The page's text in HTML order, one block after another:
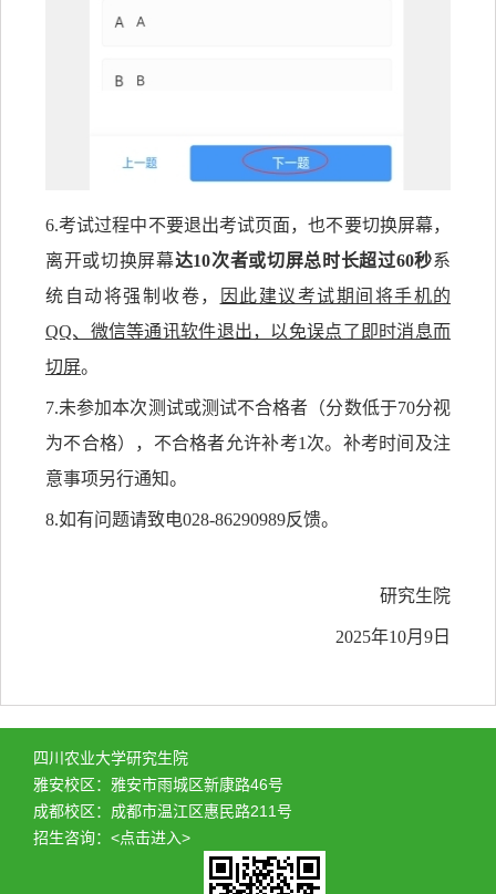
6.考试过程中不要退出考试页面，也不要切换屏幕，
离开或切换屏幕达10次者或切屏总时长超过60秒系
统自动将强制收卷，
因此建议考试期间将手机的
QQ、微信等通讯软件退出，以免误点了即时消息而
切屏。
7.未参加本次测试或测试不合格者（分数低于70分视
为不合格），不合格者允许补考1次。补考时间及注
意事项另行通知。
8.如有问题请致电028-86290989反馈。
研究生院
2025年10月 9 日
四川农业大学研究生院
雅安校区：雅安市雨城区新康路46号
成都校区：成都市温江区惠民路211号
招生咨询： <点击进入>